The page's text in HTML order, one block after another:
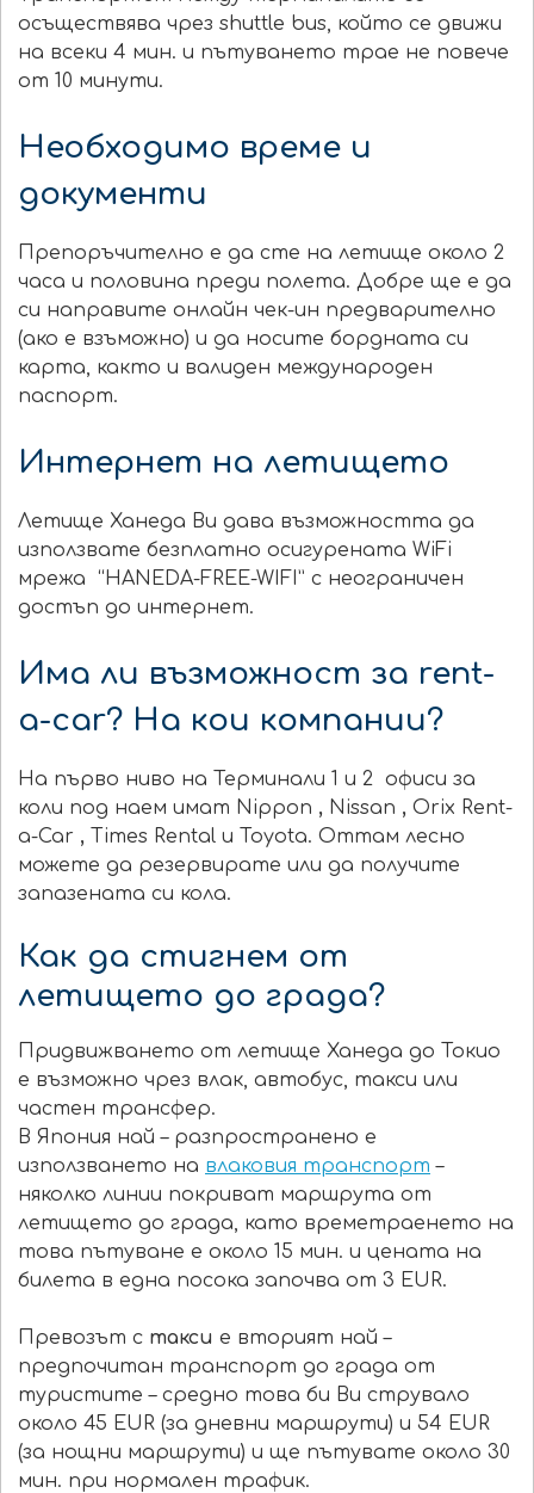
осъществява чрез shuttle bus, който се движи
на всеки 4 мин. и пътуването трае не повече
от 10 минути.
Необходимо време и
документи
Препоръчително е да сте на летище около 2
часа и половина преди полета. Добре ще е да
си направите онлайн чек-ин предварително
(ако е взъможно) и да носите бордната си
карта, както и валиден международен
паспорт.
Интернет на летището
Летище Ханеда Ви дава възможността да
използвате безплатно осигурената WiFi
мрежа “HANEDA-FREE-WIFI” с неограничен
достъп до интернет.
Има ли възможност за rent-
a-car? На кои компании?
На първо ниво на Терминали 1 и 2
офиси за
коли под наем имат Nippon , Nissan , Orix Rent-
a-Car , Times Rental и Toyota. Оттам лесно
можете да резервирате или да получите
запазената си кола.
Как да стигнем от
летището до града?
Придвижването от летище Ханеда до Токио
е възможно чрез влак, автобус, такси или
частен трансфер.
В Япония най – разпространено е
използването на влаковия транспорт –
няколко линии покриват маршрута от
летището до града, като времетраенето на
това пътуване е около 15 мин. и цената на
билета в една посока започва от 3 EUR.
Превозът с такси е вторият най –
предпочитан транспорт до града от
туристите – средно това би Ви струвало
около 45 EUR (за дневни маршрути) и 54 EUR
(за нощни маршрути) и ще пътувате около 30
мин. при нормален трафик.